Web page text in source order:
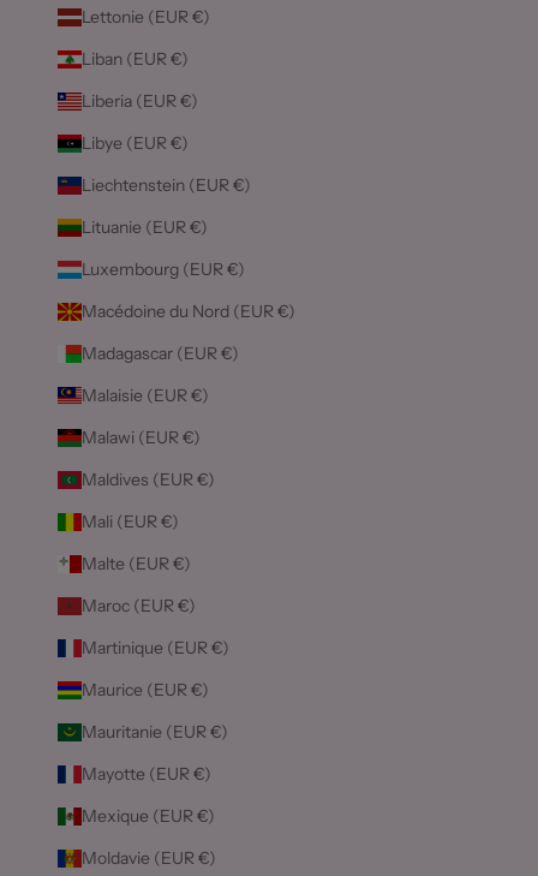
Lettonie (EUR €)
Liban (EUR €)
Liberia (EUR €)
Libye (EUR €)
Liechtenstein (EUR €)
Lituanie (EUR €)
Luxembourg (EUR €)
Macédoine du Nord (EUR €)
Madagascar (EUR €)
Malaisie (EUR €)
Malawi (EUR €)
Maldives (EUR €)
Mali (EUR €)
Malte (EUR €)
Maroc (EUR €)
Martinique (EUR €)
Maurice (EUR €)
Mauritanie (EUR €)
Mayotte (EUR €)
Mexique (EUR €)
Moldavie (EUR €)